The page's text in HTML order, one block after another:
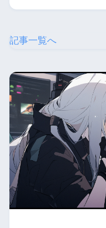
記事一覧へ